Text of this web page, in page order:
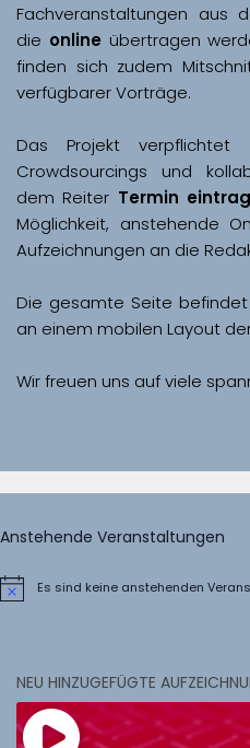
Fachveranstaltungen aus
die online übertragen
finden sich zudem
Das Projekt
Crowdsourcings und
dem Reiter Termin
Möglichkeit, anstehende
Aufzeichnungen an die
Die gesamte Seite
Wir freuen uns auf viele
Anstehende Veranstaltungen
HinweisEs sind keine anstehenden
NEU HINZUGEFÜGTE